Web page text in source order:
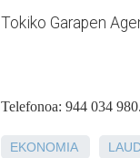
Tokiko Garapen
Telefonoa: 944 034
EKONOMIA